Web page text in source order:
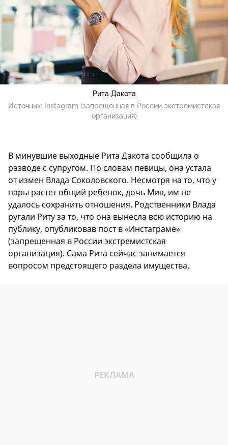
Рита Дакота
Источник:
Instagram (запрещенная в России экстремистская
организация)
В минувшие выходные Рита Дакота сообщила о
разводе с супругом. По словам певицы, она устала
от измен Влада Соколовского. Несмотря на то, что у
пары растет общий ребенок, дочь Мия, им не
удалось сохранить отношения. Родственники Влада
ругали Риту за то, что она вынесла всю историю на
публику, опубликовав пост в «Инстаграме»
(запрещенная в России экстремистская
организация). Сама Рита сейчас занимается
вопросом предстоящего раздела имущества.